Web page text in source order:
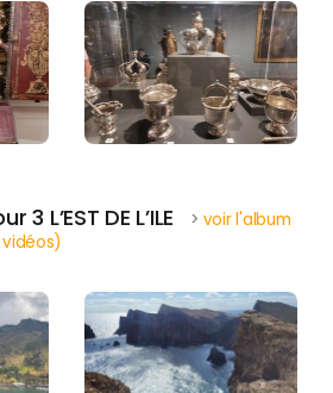
3 L’EST DE L’ILE > voir l'album